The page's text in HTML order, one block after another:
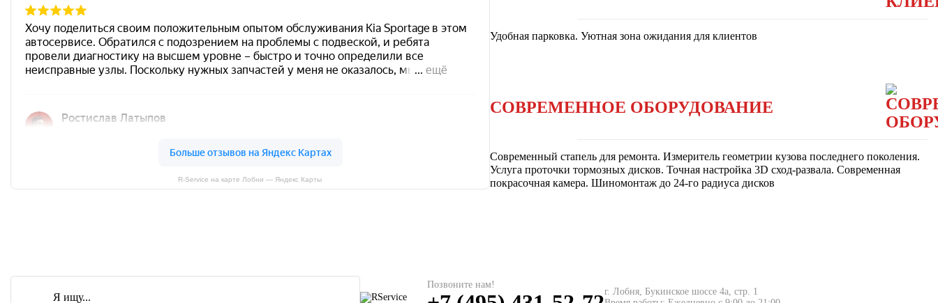
R-Service на карте Лобни — Яндекс Карты
Удобная парковка. Уютная зона ожидания для клиентов
СОВРЕМЕННОЕ ОБОРУДОВАНИЕ
Современный стапель для ремонта. Измеритель геометрии кузова последнего поколения.
Услуга проточки тормозных дисков. Точная настройка 3D сход-развала. Современная
покрасочная камера. Шиномонтаж до 24-го радиуса дисков
Позвоните нам!
г. Лобня, Букинское шоссе 4а, стр. 1